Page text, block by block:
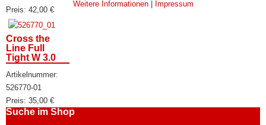
Preis: 42,00 €
Cross the
Line Full
Tight W 3.0
Artikelnummer:
526770-01
Preis: 35,00 €
Suche im Shop
Weitere Informationen| Impressum